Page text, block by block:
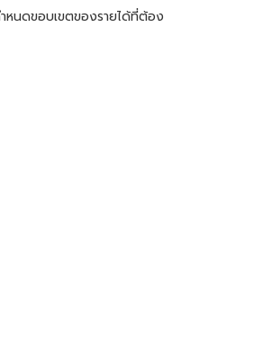
หนดขอบเขตของรายได้ที่ต้อง